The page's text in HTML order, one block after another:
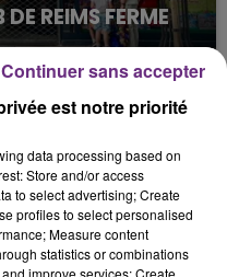
REIMS FERME
du centre-ville
est contraint de
4h08
4h08
est notre priorité
data processing based on
Store and/or access
to select advertising; Create
profiles to select personalised
Measure content
statistics or combinations
improve services; Create
Continuer sans accepter